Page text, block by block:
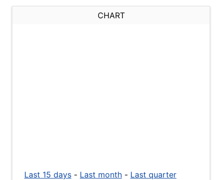
CHART
Last 15 days - Last month - Last quarter